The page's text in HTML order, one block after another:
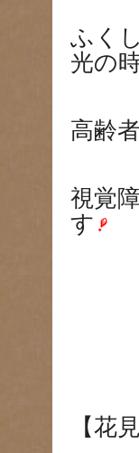
ふく
光の
高齢
視覚
す
【花